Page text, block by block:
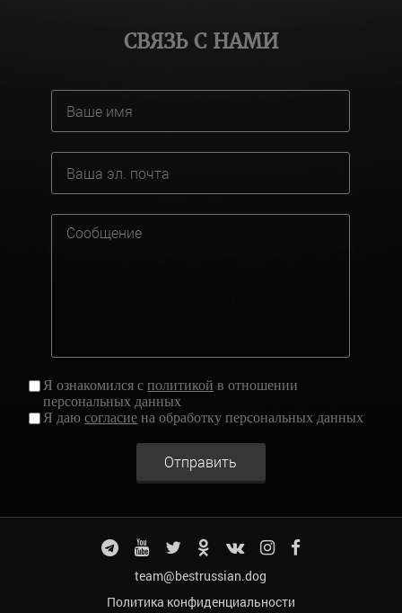
СВЯЗЬ С НАМИ
Я ознакомился сполитикой в отношении
персональных данных
Я даюсогласие на обработку персональных данных
Отправить
team@bestrussian.dog
Политика конфиденциальности